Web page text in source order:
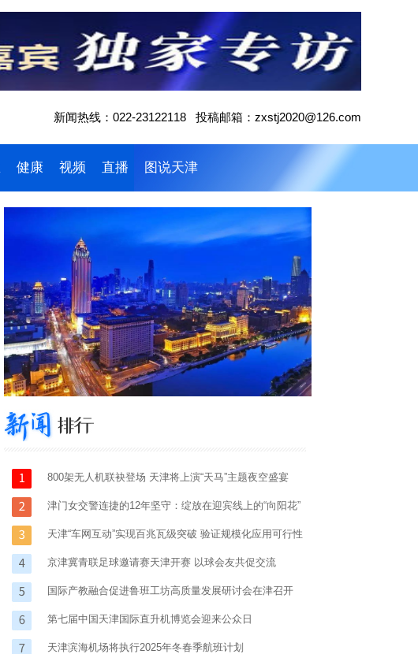
新闻热线：022-23122118 投稿邮箱：zxstj2020@126.com
健康 视频 直播 图说天津
800架无人机联袂登场 天津将上演“天马”主题夜空盛宴
津门女交警连捷的12年坚守：绽放在迎宾线上的“向阳花”
天津“车网互动”实现百兆瓦级突破 验证规模化应用可行性
京津冀青联足球邀请赛天津开赛 以球会友共促交流
国际产教融合促进鲁班工坊高质量发展研讨会在津召开
第七届中国天津国际直升机博览会迎来公众日
天津滨海机场将执行2025年冬春季航班计划